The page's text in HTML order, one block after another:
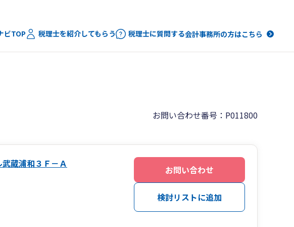
ビTOP 税理士を紹介してもらう 税理士に質問する会計事務所の方はこちら
お問い合わせ番号：P011800
蔵浦和３Ｆ－Ａ
お問い合わせ
検討リストに追加